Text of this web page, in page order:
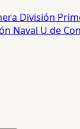
División
Naval U de